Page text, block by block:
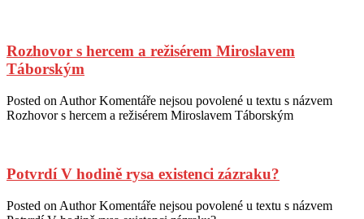
Rozhovor s hercem a režisérem Miroslavem
Táborským
Posted on Author Komentáře nejsou povolené u textu s názvem
Rozhovor s hercem a režisérem Miroslavem Táborským
Potvrdí V hodině rysa existenci zázraku?
Posted on Author Komentáře nejsou povolené u textu s názvem